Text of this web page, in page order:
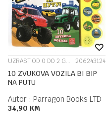
UZRAST OD 0 DO 2 GODINE 206243124
10 ZVUKOVA VOZILA BI BIP
NA PUTU
Autor : Parragon Books LTD
34,90 KM